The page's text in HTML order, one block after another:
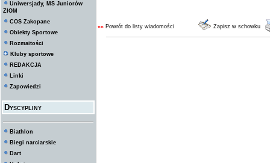
Uniwersjady, MS Juniorów
ZIOM
COS Zakopane
Obiekty Sportowe
Rozmaitości
Kluby sportowe
REDAKCJA
Linki
Zapowiedzi
Dyscypliny
Biathlon
Biegi narciarskie
Dart
«« Powrót do listy wiadomości Zapisz w schowku